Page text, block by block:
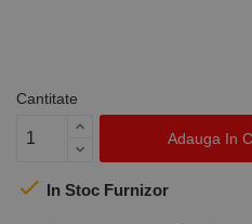
Cantitate
Adauga In
 In Stoc Furnizor